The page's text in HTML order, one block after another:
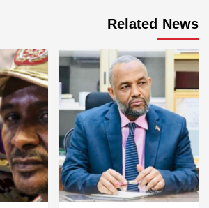
Related News